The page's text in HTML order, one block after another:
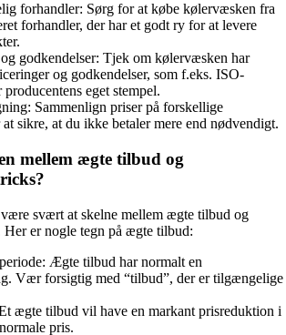
forhandler: Sørg for at købe kølervæsken fra
forhandler, der har et godt ry for at levere
godkendelser: Tjek om kølervæsken har
og godkendelser, som f.eks. ISO-
producentens eget stempel.
Sammenlign priser på forskellige
sikre, at du ikke betaler mere end nødvendigt.
mellem ægte tilbud og
svært at skelne mellem ægte tilbud og
er nogle tegn på ægte tilbud:
Ægte tilbud har normalt en
Vær forsigtig med “tilbud”, der er tilgængelige
ægte tilbud vil have en markant prisreduktion i
pris.